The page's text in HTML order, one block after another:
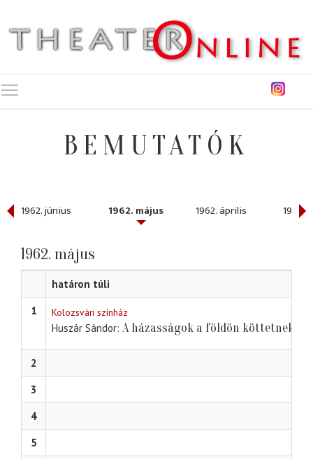
BEMUTATÓK
1962. június 1962. május 1962. április 1962.
1962. május
határon túli
1
Kolozsvári színház
Huszár Sándor A házasságok a földön köttetnek
2
3
4
5